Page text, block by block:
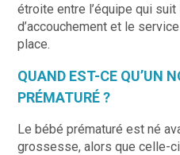
étroite entre l’équipe qui
d’accouchement et le
place.
QUAND EST-CE QU’UN
PRÉMATURÉ ?
Le bébé prématuré est né
grossesse, alors que celle-